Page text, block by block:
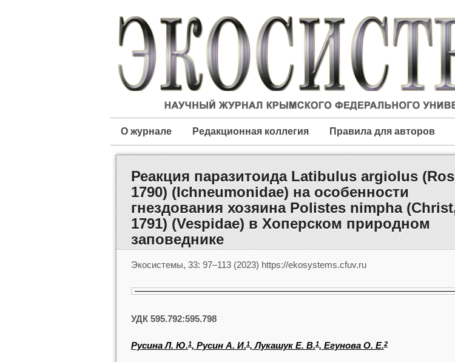
О журнале Редакционная коллегия Правила для авторов
Реакция паразитоида Latibulus argiolus
1790) (Ichneumonidae) на особенности
гнездования хозяина Polistes nimpha
1791) (Vespidae) в Хоперском природном
заповеднике
Экосистемы, 33: 97–113 (2023) https://ekosystems.cfuv.ru
УДК 595.792:595.798
Русина Л. Ю.1, Русин А. И.1, Лукашук Е. В.1, Егунова О. Е.2